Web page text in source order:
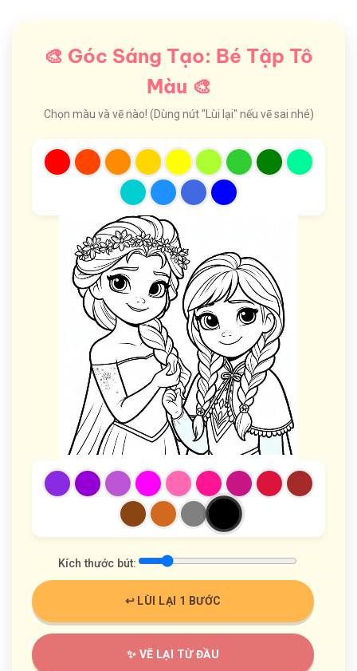
🎨 Góc Sáng Tạo: Bé Tập Tô
Màu 🎨
Chọn màu và vẽ nào! (Dùng nút "Lùi lại" nếu vẽ sai nhé)
Kích thước bút:
↩️ LÙI LẠI 1 BƯỚC
✨ VẼ LẠI TỪ ĐẦU